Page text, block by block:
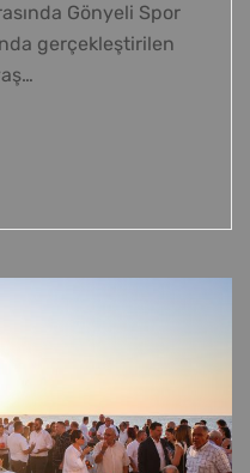
Gönyeli Spor
gerçekleştirilen